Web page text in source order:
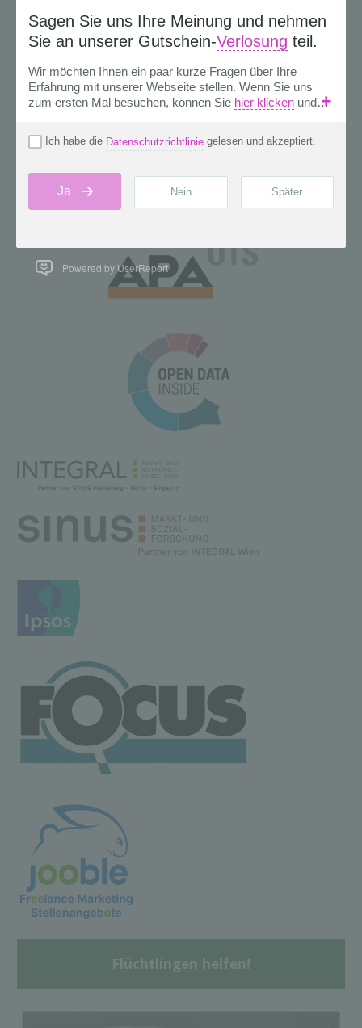
Flüchtlingen helfen!
Powered by UserReport